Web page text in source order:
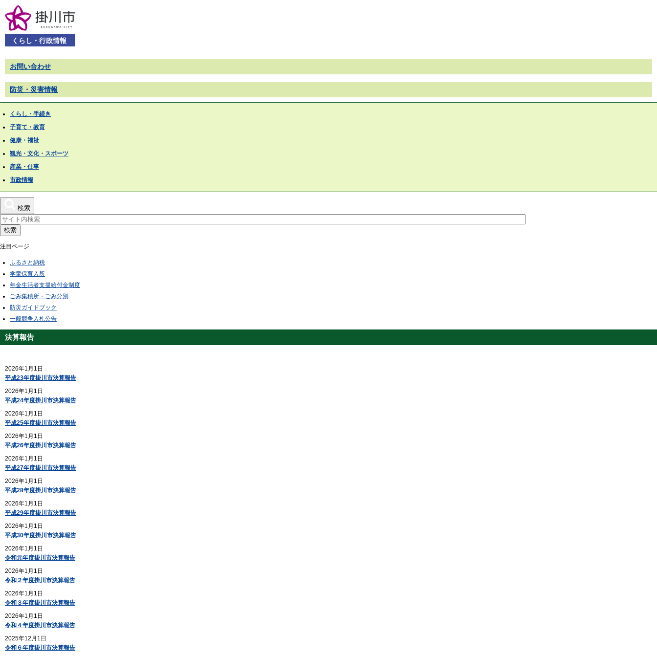
くらし・行政情報
お問い合わせ
防災・災害情報
くらし・手続き
子育て・教育
健康・福祉
観光・文化・スポーツ
産業・仕事
市政情報
検索
検索
注目ページ
ふるさと納税
学童保育入所
年金生活者支援給付金制度
ごみ集積所・ごみ分別
防災ガイドブック
一般競争入札公告
決算報告
2026年1月1日
平成23年度掛川市決算報告
2026年1月1日
平成24年度掛川市決算報告
2026年1月1日
平成25年度掛川市決算報告
2026年1月1日
平成26年度掛川市決算報告
2026年1月1日
平成27年度掛川市決算報告
2026年1月1日
平成28年度掛川市決算報告
2026年1月1日
平成29年度掛川市決算報告
2026年1月1日
平成30年度掛川市決算報告
2026年1月1日
令和元年度掛川市決算報告
2026年1月1日
令和２年度掛川市決算報告
2026年1月1日
令和３年度掛川市決算報告
2026年1月1日
令和４年度掛川市決算報告
2025年12月1日
令和６年度掛川市決算報告